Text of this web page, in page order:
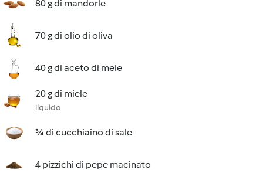
80 g di mandorle
70 g di olio di oliva
40 g di aceto di mele
20 g di miele
liquido
¾ di cucchiaino di sale
4 pizzichi di pepe macinato